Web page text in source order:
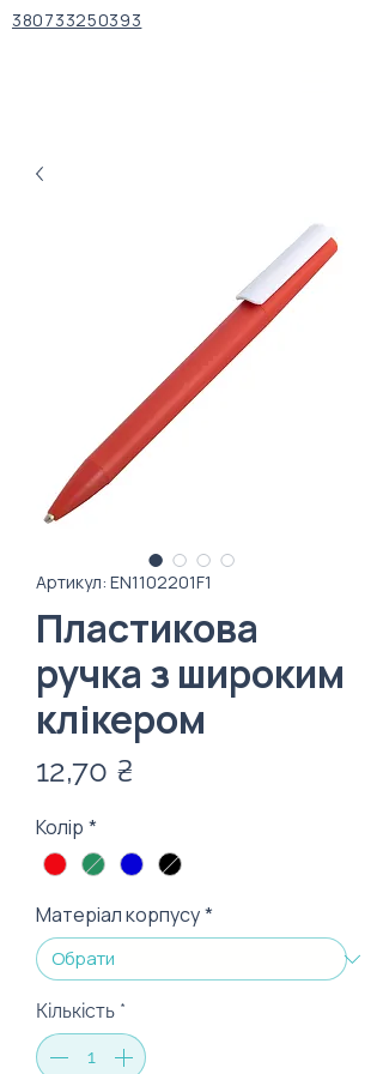
380733250393
Артикул: EN1102201F1
Пластикова
ручка з широким
клікером
12,70 ₴
Колір *
Матеріал корпусу*
Кількість *